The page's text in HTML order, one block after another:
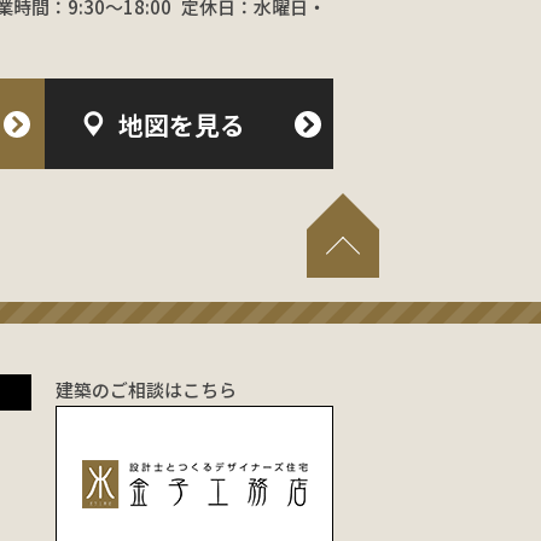
時間：9:30〜18:00 定休日：水曜日・
地図を見る
建築のご相談はこちら